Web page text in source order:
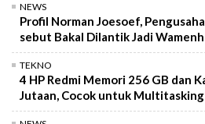
NEWS
Profil Norman Joesoef,
sebut Bakal Dilantik Jadi
TEKNO
4 HP Redmi Memori 256 GB dan
Jutaan, Cocok untuk Multitasking